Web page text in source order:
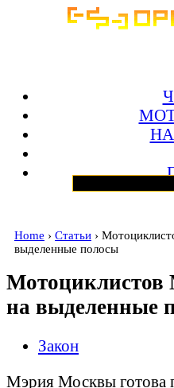
Home › Статьи ›
выделенные полосы
Мотоциклистов
на выделенные
Закон
Мэрия Москвы готова